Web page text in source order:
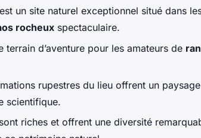
est un site naturel exceptionnel situé dans
rocheux spectaculaire.
terrain d’aventure pour les amateurs de
rupestres du lieu offrent un
scientifique.
riches et offrent une diversité